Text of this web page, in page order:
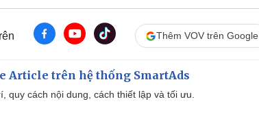
Thêm VOV trên Google
Article trên hệ thống SmartAds
quy cách nội dung, cách thiết lập và tối ưu.